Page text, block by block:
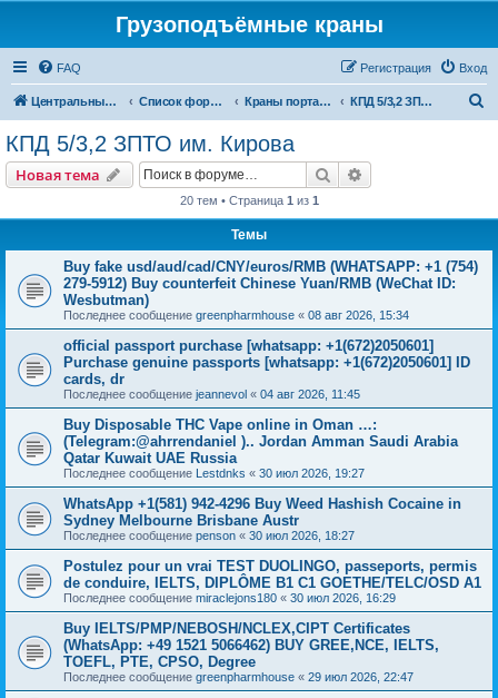
Грузоподъёмные краны
FAQ Вход
Регистрация
Центральный сайт Список форумов Краны портальные КПД 5/3,2 ЗПТО им. Кирова
КПД 5/3,2 ЗПТО им. Кирова
Новая тема Поиск
20 тем • Страница 1 из 1
Темы
Buy fake usd/aud/cad/CNY/euros/RMB (WHATSAPP: +1 (754)
279-5912) Buy counterfeit Chinese Yuan/RMB (WeChat ID:
Wesbutman)
Последнее сообщение greenpharmhouse « 08 авг 2026, 15:34
official passport purchase [whatsapp: +1(672)2050601]
Purchase genuine passports [whatsapp: +1(672)2050601] ID
cards, dr
Последнее сообщение jeannevol « 04 авг 2026, 11:45
Buy Disposable THC Vape online in Oman …:
(Telegram:@ahrrendaniel ).. Jordan Amman Saudi Arabia
Qatar Kuwait UAE Russia
Последнее сообщение Lestdnks « 30 июл 2026, 19:27
WhatsApp +1(581) 942-4296 Buy Weed Hashish Cocaine in
Sydney Melbourne Brisbane Austr
Последнее сообщение penson « 30 июл 2026, 18:27
Postulez pour un vrai TEST DUOLINGO, passeports, permis
de conduire, IELTS, DIPLÔME B1 C1 GOETHE/TELC/OSD A1
Последнее сообщение miraclejons180 « 30 июл 2026, 16:29
Buy IELTS/PMP/NEBOSH/NCLEX,CIPT Certificates
(WhatsApp: +49 1521 5066462) BUY GREE,NCE, IELTS,
TOEFL, PTE, CPSO, Degree
Последнее сообщение greenpharmhouse « 29 июл 2026, 22:47